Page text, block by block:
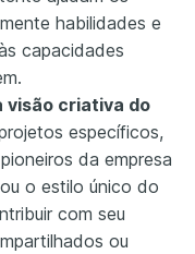
habilidades e
capacidades
visão criativa do
específicos,
da empresa
o estilo único do
com seu
ou